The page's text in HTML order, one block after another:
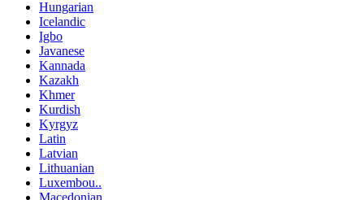
Hungarian
Icelandic
Igbo
Javanese
Kannada
Kazakh
Khmer
Kurdish
Kyrgyz
Latin
Latvian
Lithuanian
Luxembou..